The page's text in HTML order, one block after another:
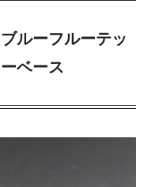
ルーフルーテッ
ベース